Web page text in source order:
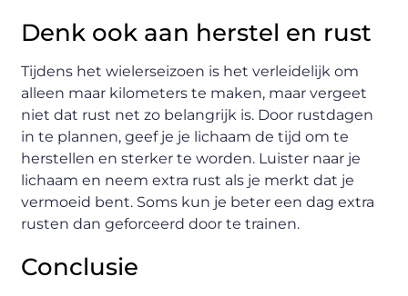
Denk ook aan herstel en rust
Tijdens het wielerseizoen is het verleidelijk om
alleen maar kilometers te maken, maar vergeet
niet dat rust net zo belangrijk is. Door rustdagen
in te plannen, geef je je lichaam de tijd om te
herstellen en sterker te worden. Luister naar je
lichaam en neem extra rust als je merkt dat je
vermoeid bent. Soms kun je beter een dag extra
rusten dan geforceerd door te trainen.
Conclusie